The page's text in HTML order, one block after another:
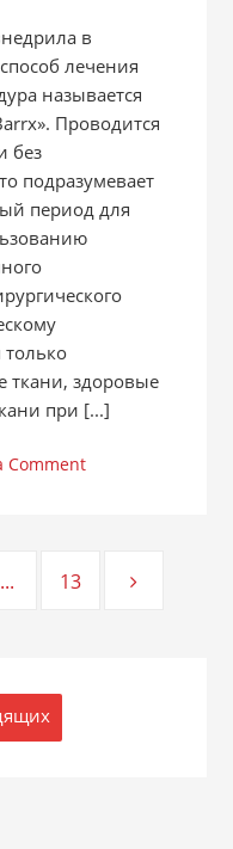
в
лечения
называется
Проводится
без
подразумевает
период для
только
ткани, здоровые
при [...]
Comment
... Page
13